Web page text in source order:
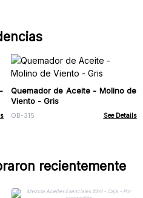
Quemador de Aceite - Molino de
Viento - Gris
OB-315 See Details
recientemente